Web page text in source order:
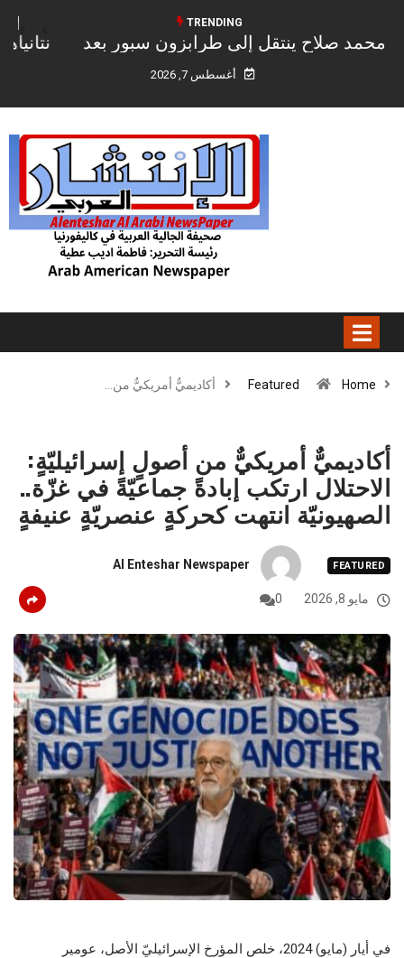
TRENDING
نتانياهو: إسرائيل لم توافق بعد على خطة غزة
المدعومة من الولايات المتحدة ونقلنا إلى واشنطن
أغسطس 7, 2026
Home
Featured أكاديميٌّ أمريكيٌّ من…
أكاديميٌّ أمريكيٌّ من أصولٍ إسرائيليّةٍ:
الاحتلال ارتكب إبادةً جماعيّةً في غزّة..
الصهيونيّة انتهت كحركةٍ عنصريّةٍ عنيفةٍ
FEATURED
Al Enteshar Newspaper
مايو 8, 2026 0
في أيار (مايو) 2024، خلص المؤرخ الإسرائيليّ الأصل، عومير